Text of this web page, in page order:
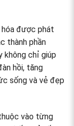
hóa được phát
thành phần
không chỉ giúp
hồi, tăng
sống và vẻ đẹp
vào từng